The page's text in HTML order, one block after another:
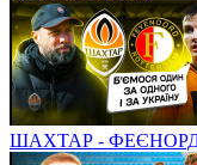
ШАХТАР - ФЕЄНОРД.